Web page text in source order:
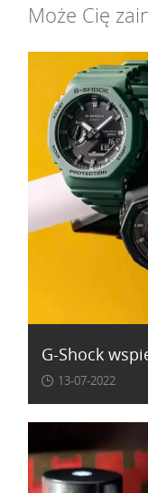
Może Cię
13-07-2022